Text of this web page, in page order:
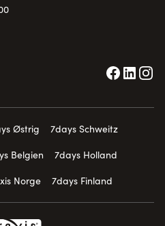
Østrig
7days Schweitz
Belgien
7days Holland
Norge 7days Finland